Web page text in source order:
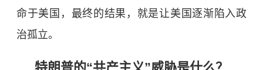
命于美国，最终的结果，就是让美国逐渐陷入政
治孤立。